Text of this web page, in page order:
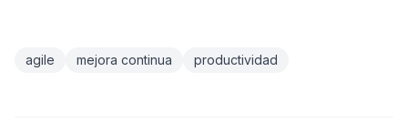
agile mejora continua productividad